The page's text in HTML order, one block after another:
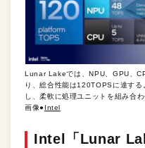
Lunar Lakeでは、NPU、GPU、
り、総合性能は120TOPSに達す
し、柔軟に処理ユニットを組み合
画像● Intel
Intel「Lunar